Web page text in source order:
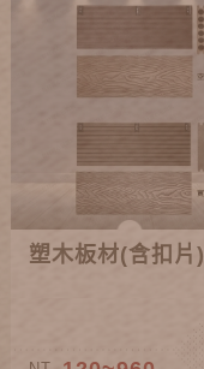
塑木板材(含扣片)